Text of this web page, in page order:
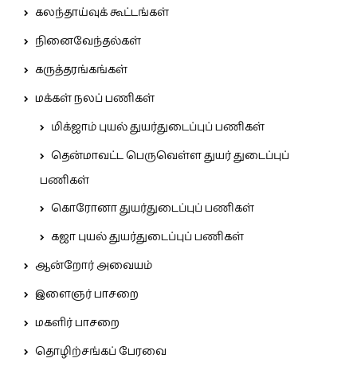
கலந்தாய்வுக் கூட்டங்கள்
நினைவேந்தல்கள்
கருத்தரங்கங்கள்
மக்கள் நலப் பணிகள்
மிக்ஜாம் புயல் துயர்துடைப்புப் பணிகள்
தென்மாவட்ட பெருவெள்ள துயர் துடைப்புப்
பணிகள்
கொரோனா துயர்துடைப்புப் பணிகள்
கஜா புயல் துயர்துடைப்புப் பணிகள்
ஆன்றோர் அவையம்
இளைஞர் பாசறை
மகளிர் பாசறை
தொழிற்சங்கப் பேரவை